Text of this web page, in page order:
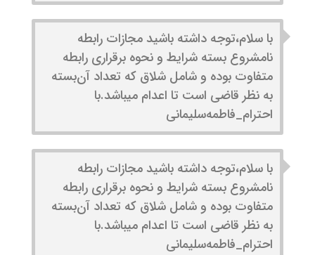
با سلام،توجه داشته باشید مجازات رابطه
نامشروع بسته شرایط و نحوه برقراری رابطه
متفاوت بوده و شامل شلاق که تعداد آن‌بسته
به نظر قاضی است تا اعدام‌ میباشد.با
احترام‌_فاطمه‌سلیمانی
با سلام،توجه داشته باشید مجازات رابطه
نامشروع بسته شرایط و نحوه برقراری رابطه
متفاوت بوده و شامل شلاق که تعداد آن‌بسته
به نظر قاضی است تا اعدام‌ میباشد.با
احترام‌_فاطمه‌سلیمانی